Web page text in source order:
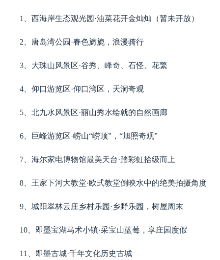
1、西海岸生态观光园·油菜花开金灿灿（暂未开放）
2、唐岛湾公园·春色旖旎，浪漫骑行
3、大珠山风景区·谷秀、峰奇、石怪、花繁
4、仰口游览区·仰口湾区，天洞奇观
5、北九水风景区·丽山秀水绘就的自然画廊
6、巨峰游览区·崂山“崂顶”，“旭照奇观”
7、海尔家电博物馆最美天台·踏彩虹拾级而上
8、王家下河大教堂·欧式教堂倒映水中的绝美拍摄角度
9、城阳翠林云庄乡村乐园·乡野乐园，树屋周末
10、即墨宝湖马术小镇·采宝山蓝莓，享庄园度假
11、即墨古城·千年文化历史古城